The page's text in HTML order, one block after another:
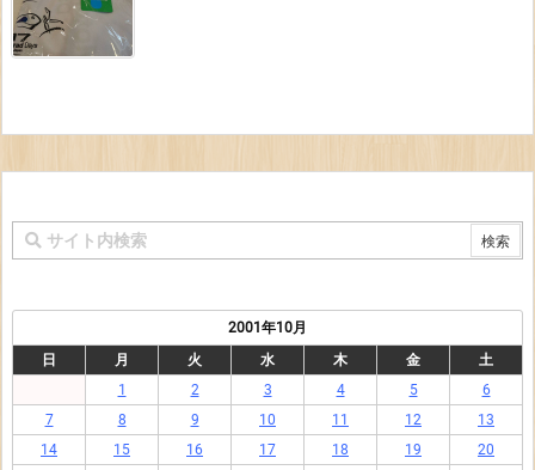
2001年10月
日
月 火 水 木 金
土
1
2 3 4 5
6
7
8 9 10 11 12
13
14
15 16 17 18 19
20